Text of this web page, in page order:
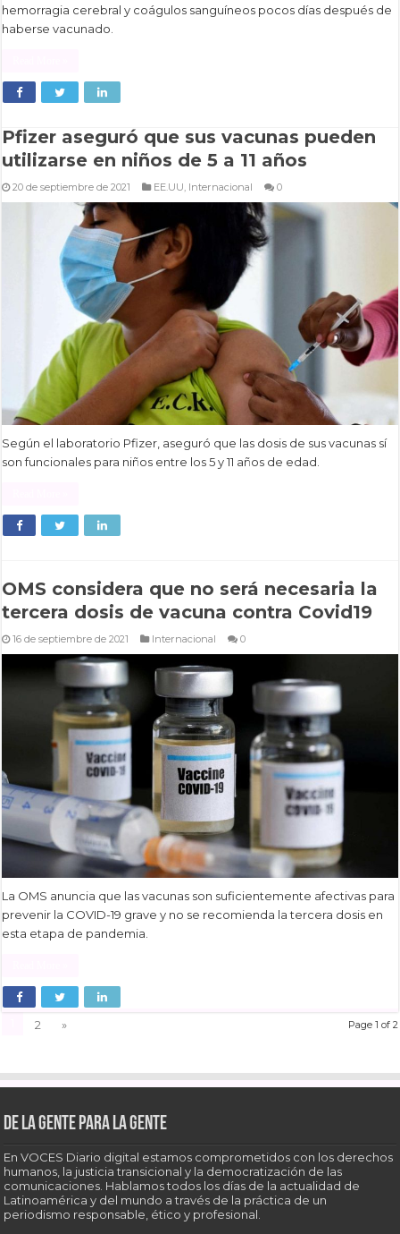
hemorragia cerebral y coágulos sanguíneos pocos días después de
haberse vacunado.
Pfizer aseguró que sus vacunas pueden
utilizarse en niños de 5 a 11 años
20 de septiembre de 2021 EE.UU, Internacional 0
Según el laboratorio Pfizer, aseguró que las dosis de sus vacunas sí
son funcionales para niños entre los 5 y 11 años de edad.
OMS considera que no será necesaria la
tercera dosis de vacuna contra Covid19
16 de septiembre de 2021 Internacional 0
La OMS anuncia que las vacunas son suficientemente afectivas para
prevenir la COVID-19 grave y no se recomienda la tercera dosis en
esta etapa de pandemia.
Page 1 of 2
2 »
De la gente para la gente
En VOCES Diario digital estamos comprometidos con los derechos
humanos, la justicia transicional y la democratización de las
comunicaciones. Hablamos todos los días de la actualidad de
Latinoamérica y del mundo a través de la práctica de un
periodismo responsable, ético y profesional.